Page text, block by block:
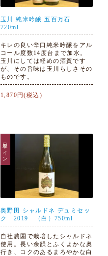
玉川 純米吟醸 五百万石
720ml
キレの良い辛口純米吟醸をアル
コール度数14度台まで加水。
玉川にしては軽めの酒質です
が、その旨味は玉川らしさその
ものです。
1,870円(税込)
日本ワイン
奥野田 シャルドネ デュミセッ
ク 2019 （白）750ml
自社農園で栽培したシャルドネ
使用。長い余韻とふくよかな奥
行き、コクのあるまろやかな白